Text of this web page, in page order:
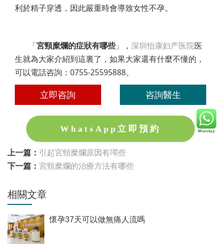
利於精子穿透，因此嚴重時會導致女性不孕。
「宮頸糜爛的症狀有哪些」， 深圳怡康妇产医院医
生就為大家介紹到這裏了，如果大家還有什麼不懂的，
可以電話咨詢：0755-25595888。
立即咨詢 咨詢醫生
WhatsApp立即預約
上一篇： 引起宮頸糜爛原因有哪些
下一篇： 宮頸糜爛的治療方法有哪些
相關文章
懷孕37天可以做無痛人流嗎